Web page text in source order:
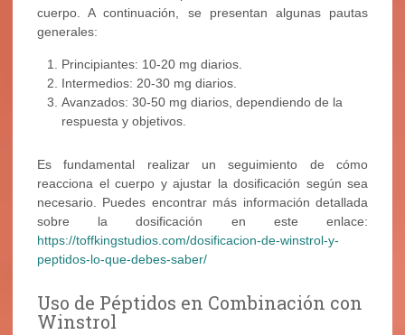
cuerpo. A continuación, se presentan algunas pautas
generales:
Principiantes: 10-20 mg diarios.
Intermedios: 20-30 mg diarios.
Avanzados: 30-50 mg diarios, dependiendo de la
respuesta y objetivos.
Es fundamental realizar un seguimiento de cómo
reacciona el cuerpo y ajustar la dosificación según sea
necesario. Puedes encontrar más información detallada
sobre la dosificación en este enlace:
https://toffkingstudios.com/dosificacion-de-winstrol-y-
peptidos-lo-que-debes-saber/
Uso de Péptidos en Combinación con
Winstrol